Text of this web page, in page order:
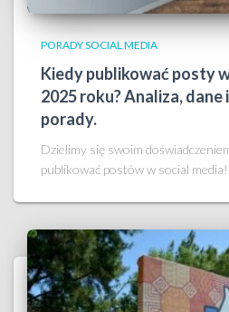
PORADY SOCIAL MEDIA
Kiedy publikować posty
2025 roku? Analiza,
porady.
Dzielimy się swoim
publikować postów w social media!